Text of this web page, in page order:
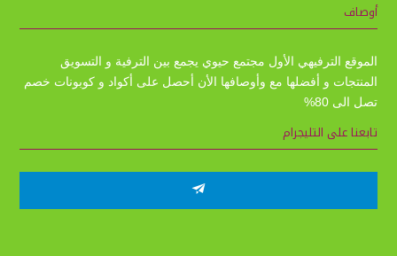
أوصاف
الموقع الترفيهي الأول مجتمع حيوي يجمع بين الترفية و التسويق
المنتجات و أفضلها مع وأوصافها الأن أحصل على أكواد و كوبونات خصم
تصل الى 80%
تابعنا على التليجرام